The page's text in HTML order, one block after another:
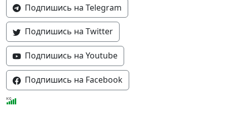
Подпишись на Telegram
Подпишись на Twitter
Подпишись на Youtube
Подпишись на Facebook